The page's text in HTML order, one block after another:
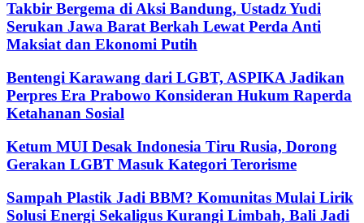
Takbir Bergema di Aksi Bandung, Ustadz Yudi
Serukan Jawa Barat Berkah Lewat Perda Anti
Maksiat dan Ekonomi Putih
Bentengi Karawang dari LGBT, ASPIKA Jadikan
Perpres Era Prabowo Konsideran Hukum Raperda
Ketahanan Sosial
Ketum MUI Desak Indonesia Tiru Rusia, Dorong
Gerakan LGBT Masuk Kategori Terorisme
Sampah Plastik Jadi BBM? Komunitas Mulai Lirik
Solusi Energi Sekaligus Kurangi Limbah, Bali Jadi